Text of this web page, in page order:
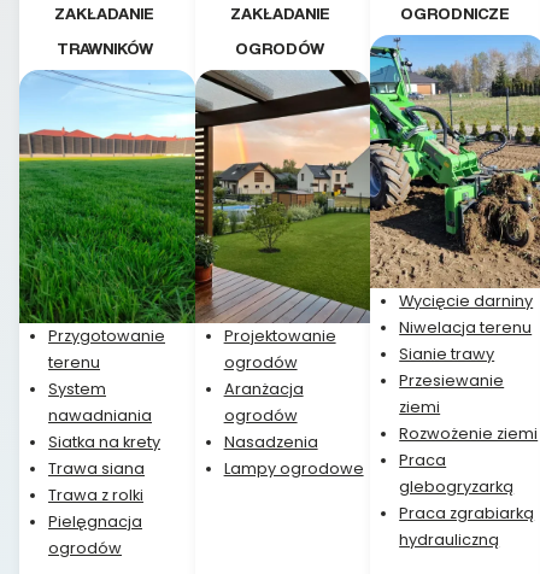
ZAKŁADANIE
TRAWNIKÓW
Przygotowanie
terenu
System
nawadniania
Siatka na krety
Trawa siana
Trawa z rolki
Pielęgnacja
ogrodów
ZAKŁADANIE
OGRODÓW
Projektowanie
ogrodów
Aranżacja
ogrodów
Nasadzenia
Lampy ogrodowe
OGRODNICZE
Wycięcie darniny
Niwelacja terenu
Sianie trawy
Przesiewanie
ziemi
Rozwożenie ziemi
Praca
glebogryzarką
Praca zgrabiarką
hydrauliczną